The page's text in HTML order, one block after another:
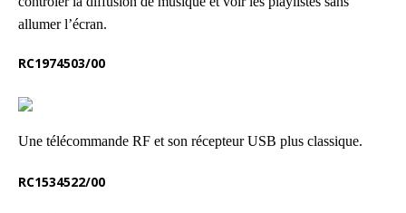
allumer l’écran.
RC1974503/00
Une télécommande RF et son récepteur USB plus classique.
RC1534522/00